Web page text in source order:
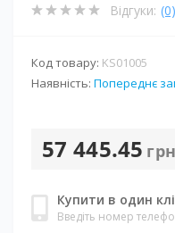
Відгуки: (0)
Код товару: KS01005
Наявність: Попереднє
57 445.45 грн
Купити в один
Введіть номер